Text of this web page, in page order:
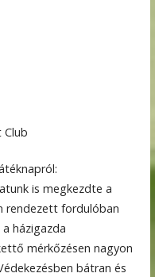
Club
is megkezdte a
rendezett fordulóban
házigazda
mérkőzésen nagyon
bátran és